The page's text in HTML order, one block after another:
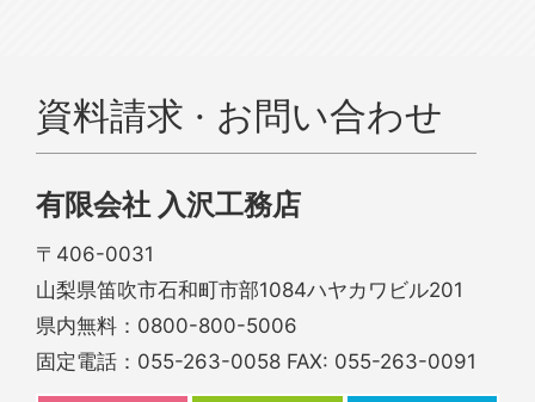
資料請求 · お問い合わせ
有限会社 入沢工務店
〒406-0031
山梨県笛吹市石和町市部1084ハヤカワビル201
県内無料： 0800-800-5006
固定電話： 055-263-0058 FAX: 055-263-0091